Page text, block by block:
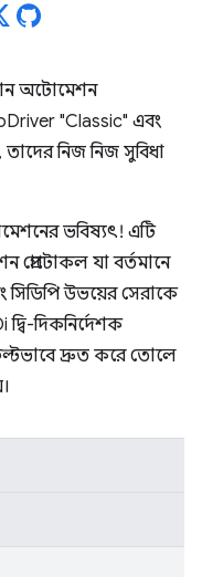
অটোমেশন
"Classic" এবং
নিজ নিজ সুবিধা
ভবিষ্যৎ! এটি
প্রোটোকল যা বর্তমানে
সিডিপি উভয়ের সেরাকে
দিকনির্দেশক
দ্রুত করে তোলে